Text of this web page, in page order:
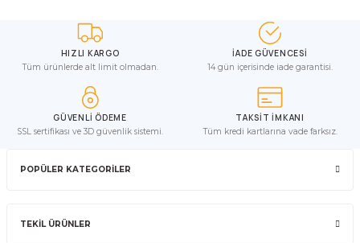
HIZLI KARGO
Tüm ürünlerde alt limit olmadan.
İADE GÜVENCESİ
14 gün içerisinde iade garantisi.
GÜVENLİ ÖDEME
SSL sertifikası ve 3D güvenlik sistemi.
TAKSİT İMKANI
Tüm kredi kartlarına vade farksız.
POPÜLER KATEGORİLER
TEKİL ÜRÜNLER